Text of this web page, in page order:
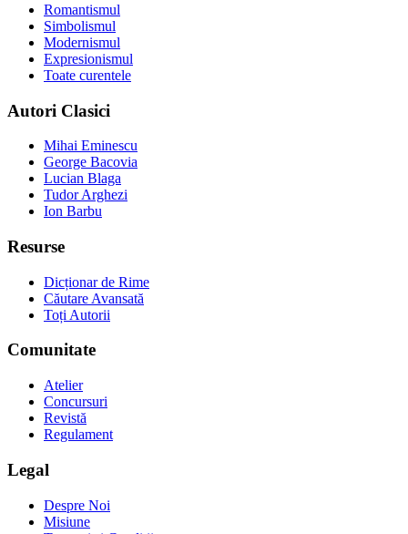
Romantismul
Simbolismul
Modernismul
Expresionismul
Toate curentele
Autori Clasici
Mihai Eminescu
George Bacovia
Lucian Blaga
Tudor Arghezi
Ion Barbu
Resurse
Dicționar de Rime
Căutare Avansată
Toți Autorii
Comunitate
Atelier
Concursuri
Revistă
Regulament
Legal
Despre Noi
Misiune